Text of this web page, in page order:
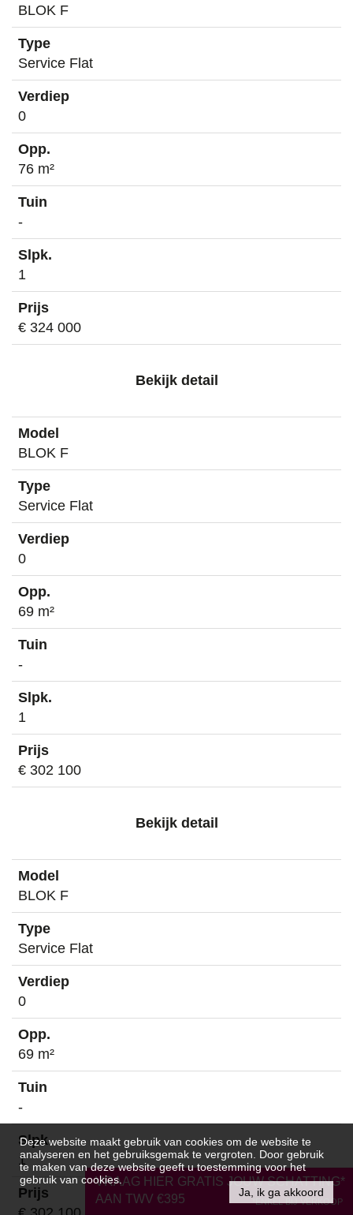
BLOK F
Service Flat
0
76 m²
-
1
€ 324 000
Bekijk detail
BLOK F
Service Flat
0
69 m²
-
1
€ 302 100
Bekijk detail
BLOK F
Service Flat
0
69 m²
-
1
VRAAG HIER GRATIS JOUW SCHATTING*
AAN TWV €395
*ENKEL BIJ VERKOOP
Deze website maakt gebruik van cookies om de website te
analyseren en het gebruiksgemak te vergroten. Door gebruik
te maken van deze website geeft u toestemming voor het
gebruik van cookies.
Ja, ik ga akkoord